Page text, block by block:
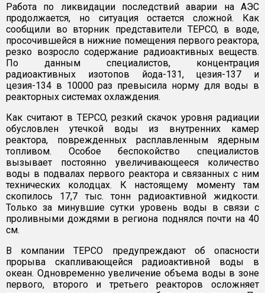
Работа по ликвидации последствий аварии на АЭС
продолжается, но ситуация остается сложной. Как
сообщили во вторник представители TEPCO, в воде,
просочившейся в нижние помещения первого реактора,
резко возросло содержание радиоактивных веществ.
По данным специалистов, концентрация
радиоактивных изотопов йода-131, цезия-137 и
цезия-134 в 10000 раз превысила норму для воды в
реакторных системах охлаждения.
Как считают в TEPCO, резкий скачок уровня радиации
обусловлен утечкой воды из внутренних камер
реактора, поврежденных расплавленным ядерным
топливом. Особое беспокойство специалистов
вызывает постоянно увеличивающееся количество
воды в подвалах первого реактора и связанных с ним
технических колодцах. К настоящему моменту там
скопилось 17,7 тыс. тонн радиоактивной жидкости.
Только за минувшие сутки уровень воды в связи с
проливными дождями в региона поднялся почти на 40
см.
В компании TEPCO предупреждают об опасности
прорыва скапливающейся радиоактивной воды в
океан. Одновременно увеличение объема воды в зоне
первого, второго и третьего реакторов осложняет